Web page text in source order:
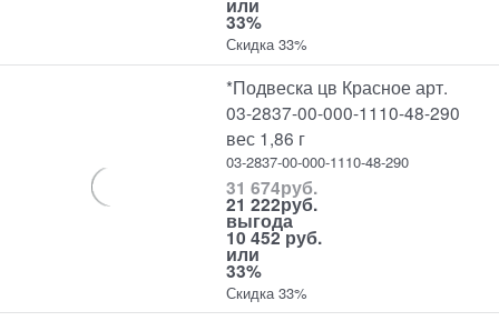
33%
Скидка 33%
*Подвеска цв Красное арт.
03-2837-00-000-1110-48-290
вес 1,86 г
03-2837-00-000-1110-48-290
31 674руб.
21 222руб.
выгода
10 452 руб.
или
33%
Скидка 33%